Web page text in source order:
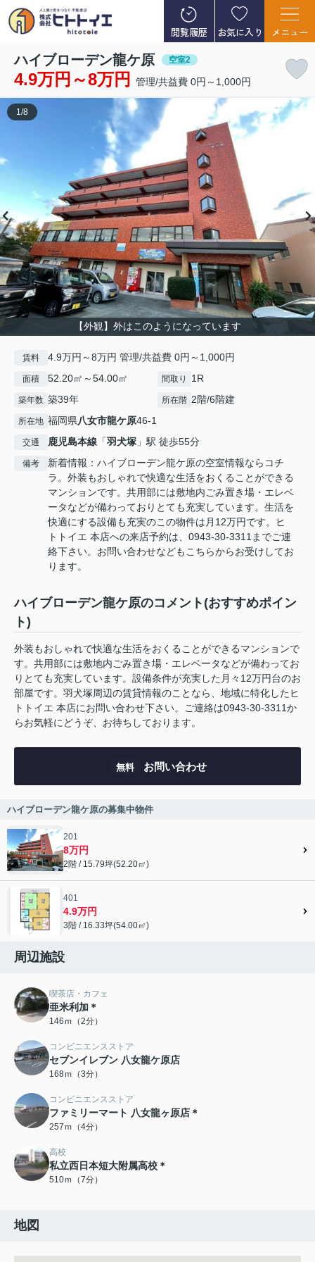
閲覧履歴 お気に入り メニュー
ハイブローデン龍ケ原 空室2
4.9万円～8万円 管理/共益費 0円～1,000円
【外観】外はこのようになっています
1 /8
賃料 4.9万円～8万円 管理/共益費 0円～1,000円
面積 52.20㎡～54.00㎡ 間取り 1R
築年数 築39年 所在階 2階/6階建
所在地 福岡県八女市龍ケ原46-1
交通 鹿児島本線 「羽犬塚 」駅 徒歩55分
備考
新着情報：ハイブローデン龍ケ原の空室情報ならコチ
ラ。外装もおしゃれで快適な生活をおくることができる
マンションです。共用部には敷地内ごみ置き場・エレベ
ータなどが備わっておりとても充実しています。生活を
快適にする設備も充実のこの物件は月12万円です。ヒ
トトイエ 本店への来店予約は、0943-30-3311までご連
絡下さい。お問い合わせなどもこちらからお受けしてお
ります。
ハイブローデン龍ケ原のコメント(おすすめポイン
ト)
外装もおしゃれで快適な生活をおくることができるマンションで
す。共用部には敷地内ごみ置き場・エレベータなどが備わってお
りとても充実しています。設備条件が充実した月々12万円台のお
部屋です。羽犬塚周辺の賃貸情報のことなら、地域に特化したヒ
トトイエ 本店にお問い合わせ下さい。ご連絡は0943-30-3311か
らお気軽にどうぞ、お待ちしております。
無料 お問い合わせ
ハイブローデン龍ケ原の募集中物件
201
8万円
2階 / 15.79坪(52.20㎡)
401
4.9万円
3階 / 16.33坪(54.00㎡)
周辺施設
喫茶店・カフェ
亜米利加＊
146ｍ（2分）
コンビニエンスストア
セブンイレブン 八女龍ケ原店
168ｍ（3分）
コンビニエンスストア
ファミリーマート 八女龍ヶ原店＊
257ｍ（4分）
高校
私立西日本短大附属高校＊
510ｍ（7分）
地図